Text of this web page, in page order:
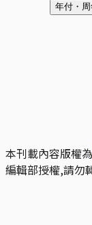
年付・
本刊載內容版權為
編輯部授權,請勿